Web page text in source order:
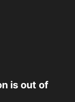
is out of